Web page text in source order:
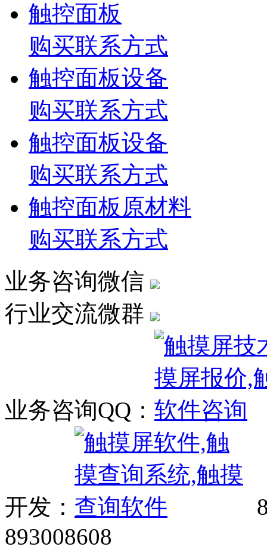
触控面板
购买联系方式
触控面板设备
购买联系方式
触控面板设备
购买联系方式
触控面板原材料
购买联系方式
业务咨询微信
行业交流微群
业务咨询QQ：
开发：
893008608